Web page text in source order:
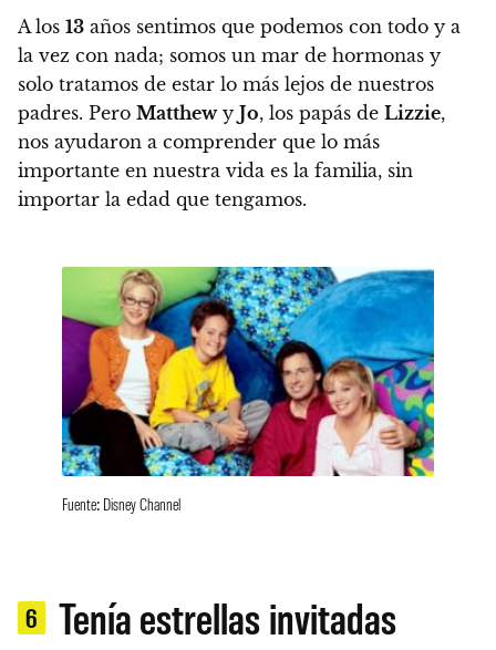
A los 13 años sentimos que podemos con todo y a
la vez con nada; somos un mar de hormonas y
solo tratamos de estar lo más lejos de nuestros
padres. Pero Matthewy Jo, los papás de Lizzie,
nos ayudaron a comprender que lo más
importante en nuestra vida es la familia, sin
importar la edad que tengamos.
Fuente: Disney Channel
6 Tenía estrellas invitadas